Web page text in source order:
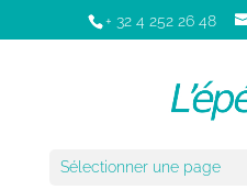
+ 32 4 252 26 48
Sélectionner une page